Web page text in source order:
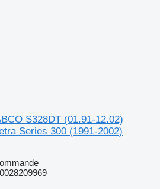
S328DT (01.91-12.02)
Series 300 (1991-2002)